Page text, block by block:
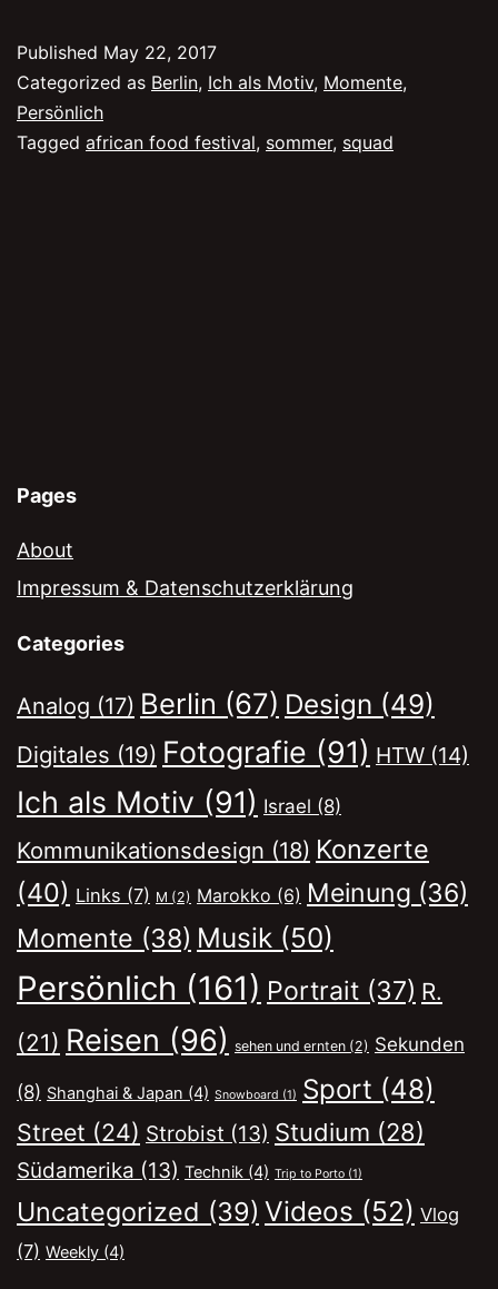
Published May 22, 2017
Categorized as Berlin, Ich als Motiv, Momente,
Persönlich
Tagged african food festival, sommer, squad
Pages
About
Impressum & Datenschutzerklärung
Categories
Analog (17) Berlin (67) Design (49)
Digitales (19) Fotografie (91) HTW (14)
Ich als Motiv (91) Israel (8)
Kommunikationsdesign (18) Konzerte
(40) Links (7) M (2) Marokko (6) Meinung (36)
Momente (38) Musik (50)
Persönlich (161) Portrait (37) R.
(21) Reisen (96) sehen und ernten (2) Sekunden
(8) Shanghai & Japan (4) Snowboard (1) Sport (48)
Street (24) Strobist (13) Studium (28)
Südamerika (13) Technik (4) Trip to Porto (1)
Uncategorized (39) Videos (52) Vlog
(7) Weekly (4)